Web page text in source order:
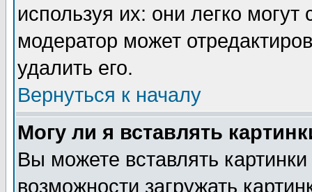
используя их: они легко
модератор может
удалить его.
Вернуться к началу
Могу ли я вставлять
Вы можете вставлять
возможности загружать